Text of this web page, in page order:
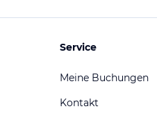
Service
Meine Buchungen
Kontakt